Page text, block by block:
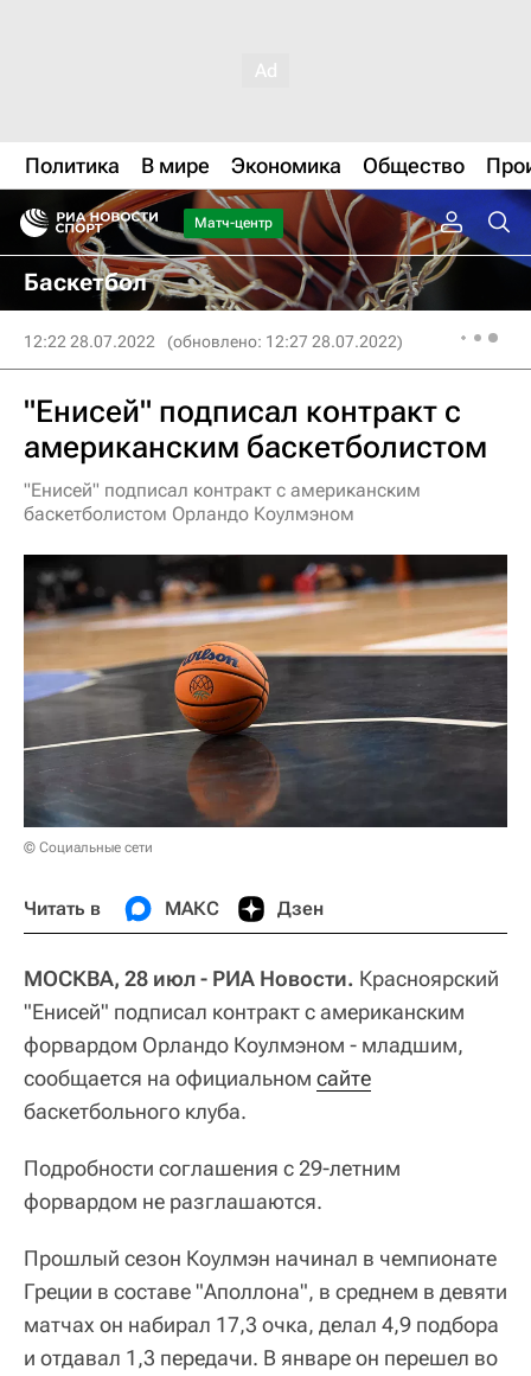
Политика В мире Экономика Общество
Матч-центр
Баскетбол
12:22 28.07.2022 (обновлено: 12:27 28.07.2022)
"Енисей" подписал контракт с
американским баскетболистом
"Енисей" подписал контракт с американским
баскетболистом Орландо Коулмэном
© Социальные сети
Читать в МАКС Дзен
МОСКВА, 28 июл - РИА Новости. Красноярский
"Енисей" подписал контракт с американским
форвардом Орландо Коулмэном - младшим,
сообщается на официальном сайте
баскетбольного клуба.
Подробности соглашения с 29-летним
форвардом не разглашаются.
Прошлый сезон Коулмэн начинал в чемпионате
Греции в составе "Аполлона", в среднем в девяти
матчах он набирал 17,3 очка, делал 4,9 подбора
и отдавал 1,3 передачи. В январе он перешел во